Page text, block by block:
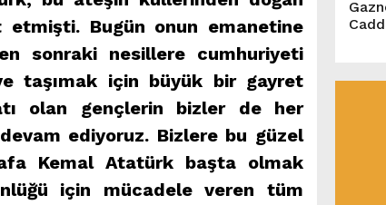
Bugün onun emanetine
sonraki nesillere cumhuriyeti
taşımak için büyük bir gayret
olan gençlerin bizler de her
ediyoruz. Bizlere bu güzel
Kemal Atatürk başta olmak
için mücadele veren tüm